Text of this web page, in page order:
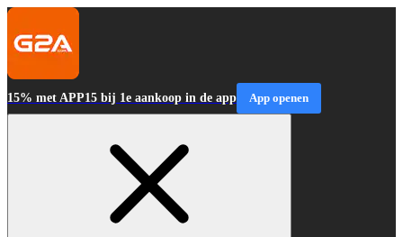
15% met APP15 bij 1e aankoop in de app App openen